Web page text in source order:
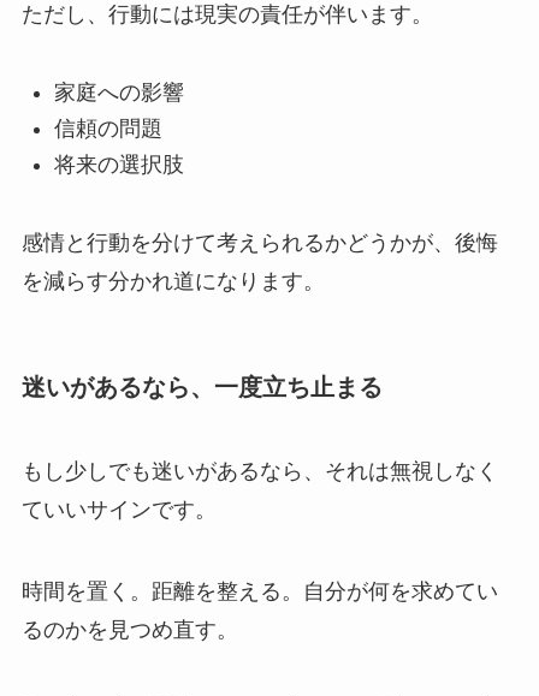
ただし、行動には現実の責任が伴います。
家庭への影響
信頼の問題
将来の選択肢
感情と行動を分けて考えられるかどうかが、後悔
を減らす分かれ道になります。
迷いがあるなら、一度立ち止まる
もし少しでも迷いがあるなら、それは無視しなく
ていいサインです。
時間を置く。距離を整える。自分が何を求めてい
るのかを見つめ直す。